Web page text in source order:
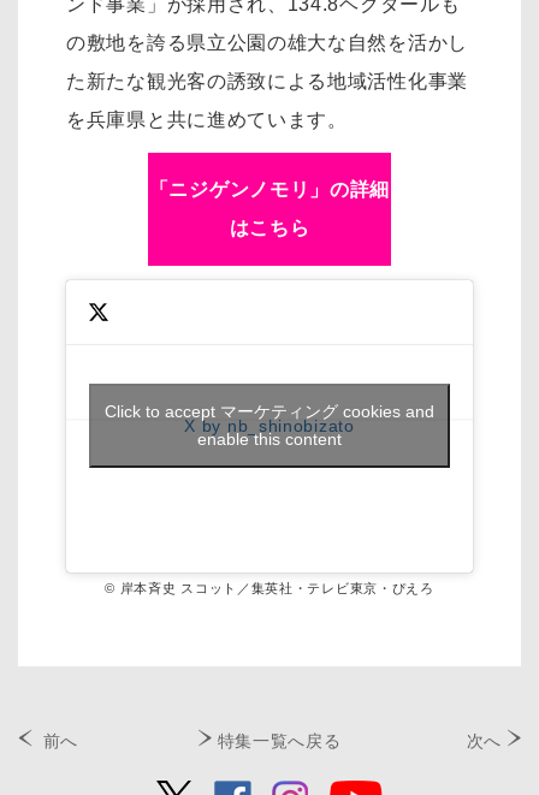
の敷地を誇る県立公園の雄大な自然を活かし
た新たな観光客の誘致による地域活性化事業
を兵庫県と共に進めています。
「ニジゲンノモリ」の詳細
はこちら
X by nb_shinobizato
Click to accept マーケティング cookies and
enable this content
© 岸本斉史 スコット／集英社・テレビ東京・ぴえろ
前へ 特集一覧へ戻る 次へ